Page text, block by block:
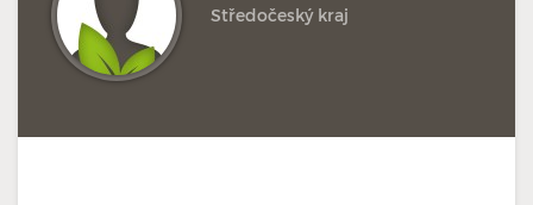
Středočeský kraj